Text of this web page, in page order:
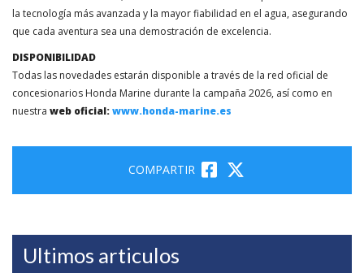
la tecnología más avanzada y la mayor fiabilidad en el agua, asegurando
que cada aventura sea una demostración de excelencia.
DISPONIBILIDAD
Todas las novedades estarán disponible a través de la red oficial de
concesionarios Honda Marine durante la campaña 2026, así como en
nuestra web oficial:www.honda-marine.es
COMPARTIR
Ultimos articulos